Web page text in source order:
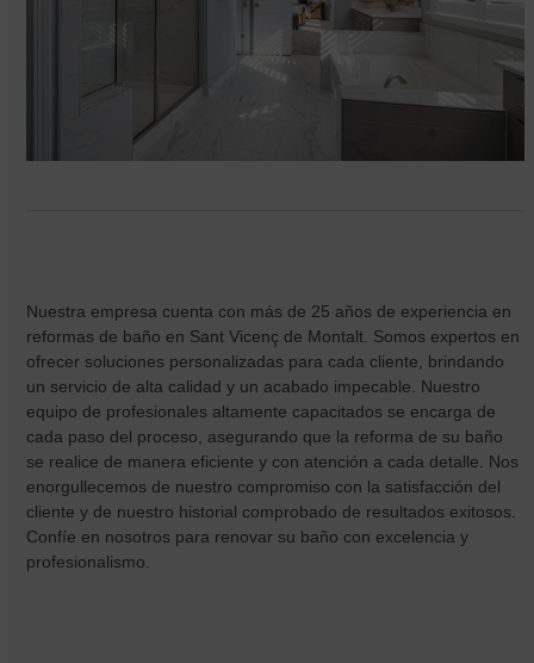
Nuestra empresa cuenta con más de 25 años de experiencia en
reformas de baño en Sant Vicenç de Montalt. Somos expertos en
ofrecer soluciones personalizadas para cada cliente, brindando
un servicio de alta calidad y un acabado impecable. Nuestro
equipo de profesionales altamente capacitados se encarga de
cada paso del proceso, asegurando que la reforma de su baño
se realice de manera eficiente y con atención a cada detalle. Nos
enorgullecemos de nuestro compromiso con la satisfacción del
cliente y de nuestro historial comprobado de resultados exitosos.
Confíe en nosotros para renovar su baño con excelencia y
profesionalismo.